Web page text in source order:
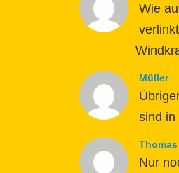
Wie
Müller
sind in
Nur